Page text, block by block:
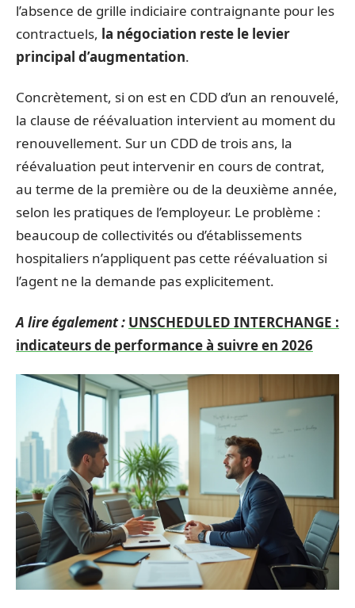
l’absence de grille indiciaire contraignante pour les
contractuels, la négociation reste le levier
principal d’augmentation.
Concrètement, si on est en CDD d’un an renouvelé,
la clause de réévaluation intervient au moment du
renouvellement. Sur un CDD de trois ans, la
réévaluation peut intervenir en cours de contrat,
au terme de la première ou de la deuxième année,
selon les pratiques de l’employeur. Le problème :
beaucoup de collectivités ou d’établissements
hospitaliers n’appliquent pas cette réévaluation si
l’agent ne la demande pas explicitement.
A lire également : UNSCHEDULED INTERCHANGE :
indicateurs de performance à suivre en 2026